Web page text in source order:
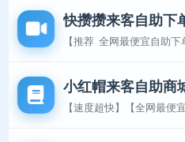
快攒攒来客自助下
【推荐 全网最便宜自助下
小红帽来客自助商
【速度超快】【全网最便